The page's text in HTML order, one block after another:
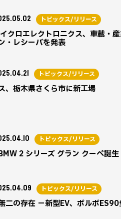
クロエレクトロニクス、車載・
・レシーバを発表
トピックス/リリース
、栃木県さくら市に新工場
トピックス/リリース
2 シリーズ グラン クーペ誕生
トピックス/リリース
二の存在 －新型EV、ボルボ
トピックス/リリース